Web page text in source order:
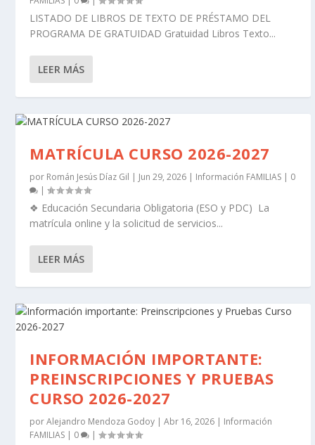
LIBROS DE TEXTO Y MATERIAL
IMPRESO CURSO 26-27
LISTADO DE LIBROS DE TEXTO DE PRÉSTAMO DEL
PROGRAMA DE GRATUIDAD Gratuidad Libros Texto...
LEER MÁS
MATRÍCULA CURSO 2026-2027
por Román Jesús Díaz Gil | Jun 29, 2026 | Información FAMILIAS | 0
|
❖ Educación Secundaria Obligatoria (ESO y PDC) La
matrícula online y la solicitud de servicios...
LEER MÁS
INFORMACIÓN IMPORTANTE:
PREINSCRIPCIONES Y PRUEBAS
CURSO 2026-2027
porAlejandro Mendoza Godoy |Abr 16, 2026 | Información
FAMILIAS | 0 |